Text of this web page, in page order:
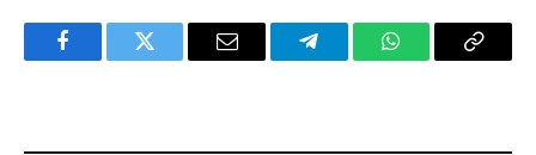
FacebookTwitter Email TelegramWhatsAppCopy